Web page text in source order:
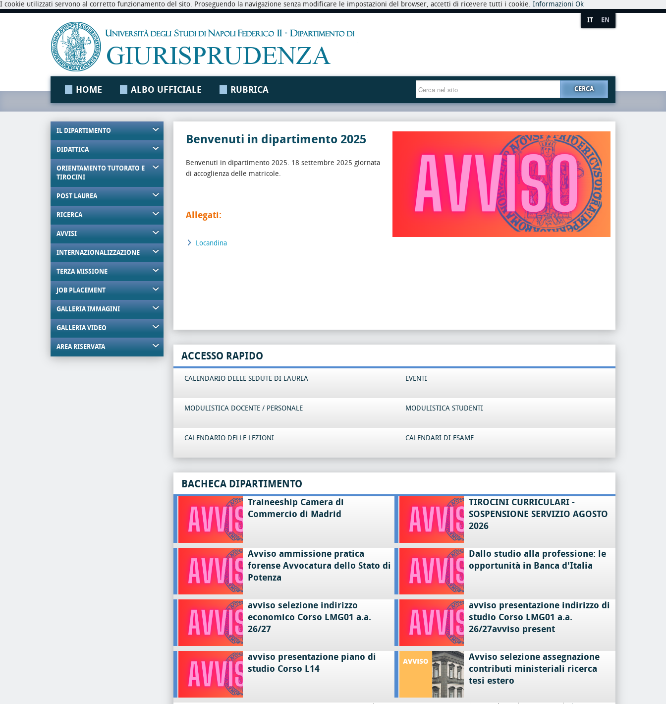
I cookie utilizzati servono al corretto funzionamento del sito. Proseguendo la navigazione senza modificare le impostazioni del browser, accetti di ricevere tutti i cookie. Informazioni Ok
IT EN
HOME ALBO UFFICIALE RUBRICA CERCA
IL DIPARTIMENTO
DIDATTICA
ORIENTAMENTO TUTORATO E
TIROCINI
POST LAUREA
RICERCA
AVVISI
INTERNAZIONALIZZAZIONE
TERZA MISSIONE
JOB PLACEMENT
GALLERIA IMMAGINI
GALLERIA VIDEO
AREA RISERVATA
Benvenuti in dipartimento 2025
Benvenuti in dipartimento 2025. 18 settembre 2025 giornata
di accoglienza delle matricole.
Allegati:
Locandina
ACCESSO RAPIDO
CALENDARIO DELLE SEDUTE DI LAUREA EVENTI
MODULISTICA DOCENTE / PERSONALE MODULISTICA STUDENTI
CALENDARIO DELLE LEZIONI CALENDARI DI ESAME
BACHECA DIPARTIMENTO
Traineeship Camera di
Commercio di Madrid
TIROCINI CURRICULARI -
SOSPENSIONE SERVIZIO AGOSTO
2026
Avviso ammissione pratica
forense Avvocatura dello Stato di
Potenza
Dallo studio alla professione: le
opportunità in Banca d'Italia
avviso selezione indirizzo
economico Corso LMG01 a.a.
26/27
avviso presentazione indirizzo di
studio Corso LMG01 a.a.
26/27avviso present
avviso presentazione piano di
studio Corso L14
Avviso selezione assegnazione
contributi ministeriali ricerca
tesi estero